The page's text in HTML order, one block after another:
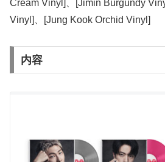
Cream Vinyl]、[Jimin Burgundy
Vinyl]、[Jung Kook Orchid Vinyl]
内容